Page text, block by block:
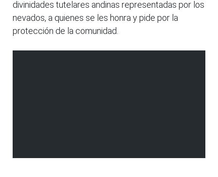
divinidades tutelares andinas representadas por los
nevados, a quienes se les honra y pide por la
protección de la comunidad.